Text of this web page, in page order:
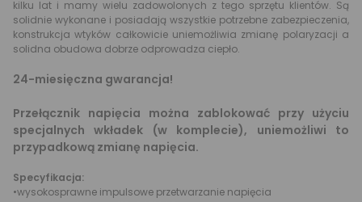
kilku lat i mamy wielu zadowolonych z tego sprzętu klientów. Są
solidnie wykonane i posiadają wszystkie potrzebne zabezpieczenia,
konstrukcja wtyków całkowicie uniemożliwia zmianę polaryzacji a
solidna obudowa dobrze odprowadza ciepło.
24-miesięczna gwarancja!
Przełącznik napięcia można zablokować przy użyciu
specjalnych wkładek (w komplecie), uniemożliwi to
przypadkową zmianę napięcia.
Specyfikacja:
•wysokosprawne impulsowe przetwarzanie napięcia